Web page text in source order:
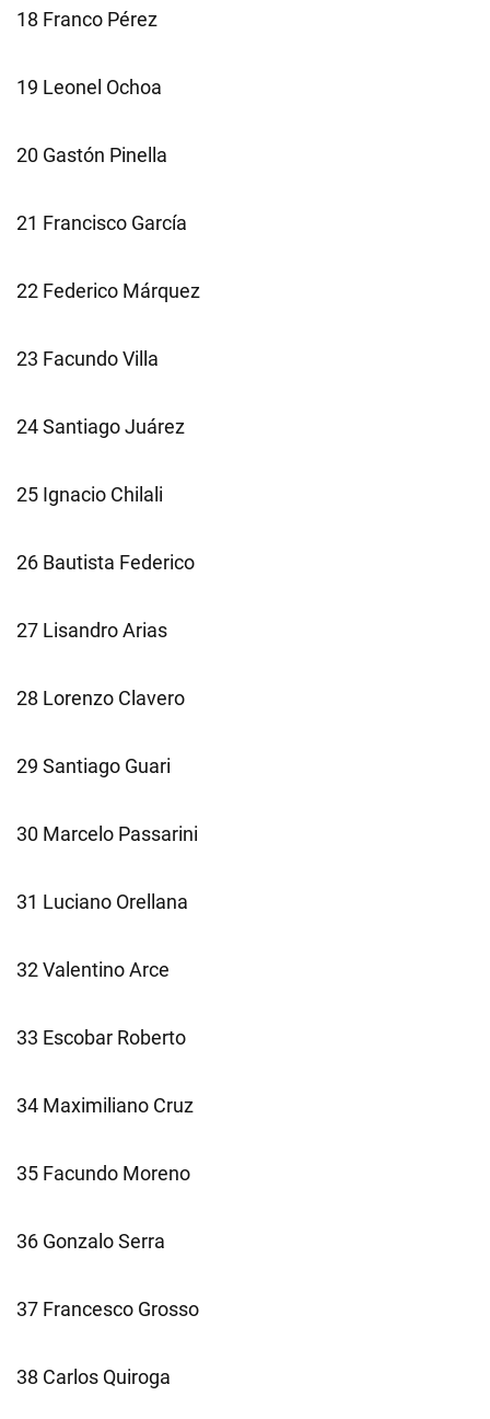
18 Franco Pérez
19 Leonel Ochoa
20 Gastón Pinella
21 Francisco García
22 Federico Márquez
23 Facundo Villa
24 Santiago Juárez
25 Ignacio Chilali
26 Bautista Federico
27 Lisandro Arias
28 Lorenzo Clavero
29 Santiago Guari
30 Marcelo Passarini
31 Luciano Orellana
32 Valentino Arce
33 Escobar Roberto
34 Maximiliano Cruz
35 Facundo Moreno
36 Gonzalo Serra
37 Francesco Grosso
38 Carlos Quiroga